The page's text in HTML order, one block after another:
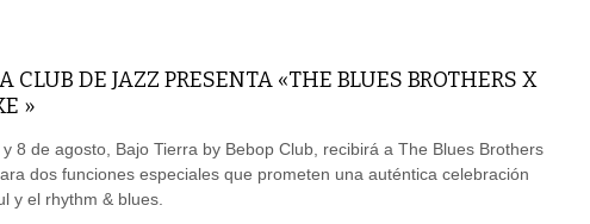
CLUB DE JAZZ PRESENTA «THE BLUES BROTHERS X
»
8 de agosto, Bajo Tierra by Bebop Club, recibirá a The Blues Brothers
dos funciones especiales que prometen una auténtica celebración
y el rhythm & blues.